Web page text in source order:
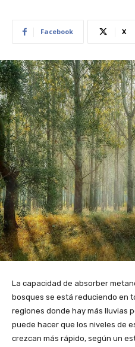
Facebook X
La capacidad de absorber
bosques se está reduciendo en
regiones donde hay más lluvias
puede hacer que los niveles de
crezcan más rápido, según un